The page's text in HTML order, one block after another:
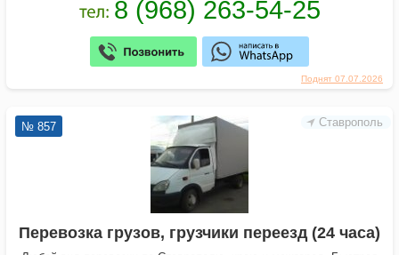
Поднят 07.07.2026
Ставрополь
№ 857
Перевозка грузов, грузчики переезд (24 часа)